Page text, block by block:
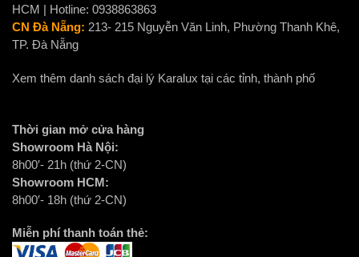
HCM | Hotline: 0938863863
CN Đà Nẵng: 213- 215 Nguyễn Văn Linh, Phường Thanh Khê,
TP. Đà Nẵng
Xem thêm danh sách đại lý Karalux tại các tỉnh, thành phố
Thời gian mở cửa hàng
Showroom Hà Nội:
8h00′- 21h (thứ 2-CN)
Showroom HCM:
8h00′- 18h (thứ 2-CN)
Miễn phí thanh toán thẻ: